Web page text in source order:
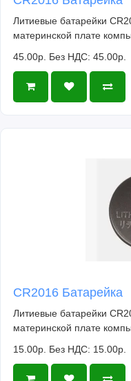
Литиевые батарейки
материнской плате
45.00р. Без НДС: 45.00р.
CR2016 Батарейка
Литиевые батарейки
материнской плате
15.00р. Без НДС: 15.00р.